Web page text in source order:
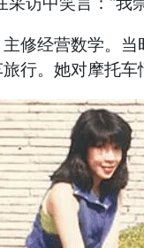
经营数学。当
行。她对摩托